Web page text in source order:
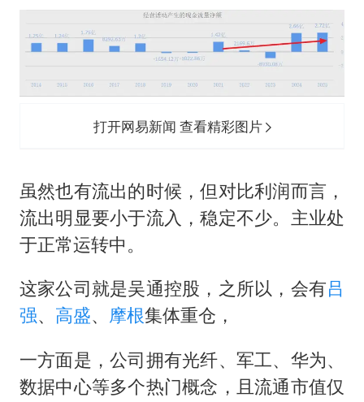
打开网易新闻 查看精彩图片
虽然也有流出的时候，但对比利润而言，
流出明显要小于流入，稳定不少。主业处
于正常运转中。
这家公司就是吴通控股，之所以，会有吕
强、 高盛、 摩根集体重仓，
一方面是，公司拥有光纤、军工、华为、
数据中心等多个热门概念，且流通市值仅